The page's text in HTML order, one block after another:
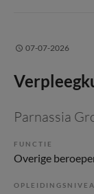
07-07-2026
Parnassia
FUNCTIE